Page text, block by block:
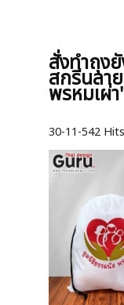
สั่งทำถุง
สกรีนลา
พรหมเผ่
30-11-542